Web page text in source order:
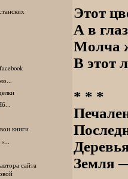
книги
сайта
Этот
А в
Молча
В этот
* * *
Земля